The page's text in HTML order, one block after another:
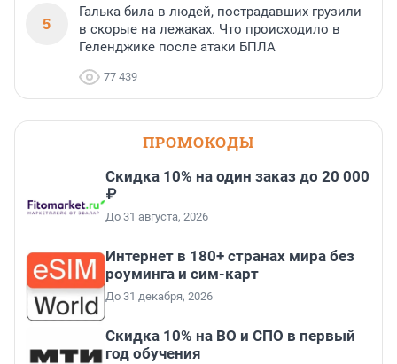
5
Галька била в людей, пострадавших грузили
в скорые на лежаках. Что происходило в
Геленджике после атаки БПЛА
77 439
ПРОМОКОДЫ
Скидка 10% на один заказ до 20 000
₽
До 31 августа, 2026
Интернет в 180+ странах мира без
роуминга и сим-карт
До 31 декабря, 2026
Скидка 10% на ВО и СПО в первый
год обучения